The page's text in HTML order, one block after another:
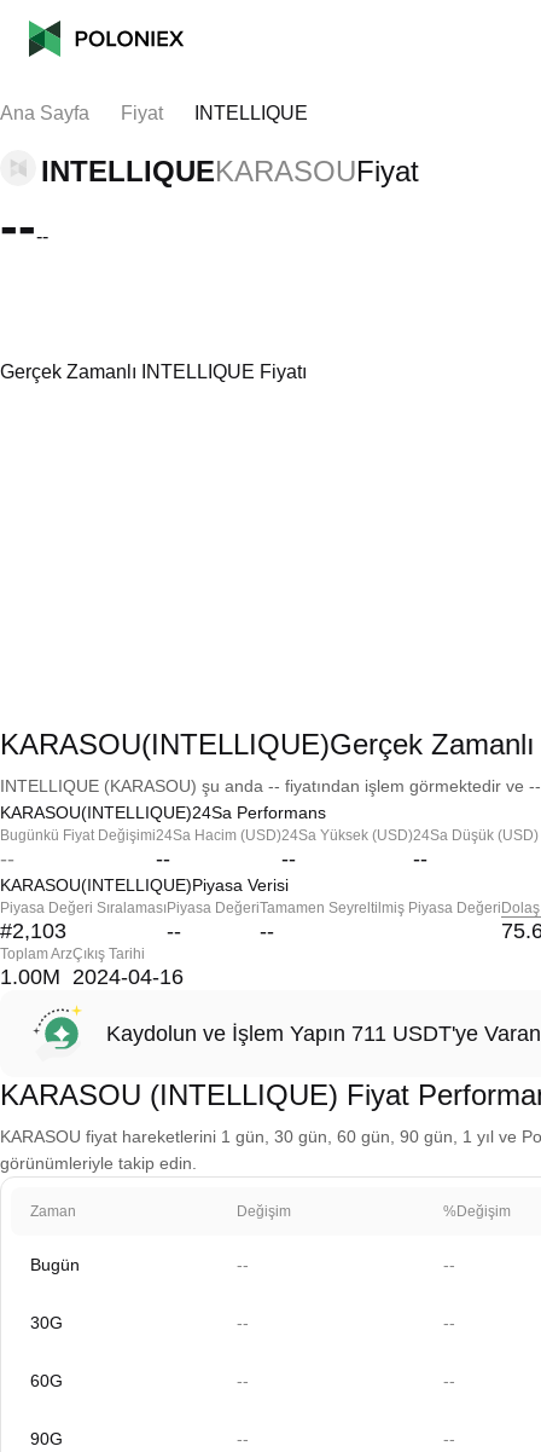
Ana Sayfa Fiyat INTELLIQUE
INTELLIQUEKARASOUFiyat
----
Gerçek Zamanlı INTELLIQUE Fiyatı
KARASOU(INTELLIQUE)Gerçek
INTELLIQUE (KARASOU) şu anda -- fiyatından işlem görmektedir ve
KARASOU(INTELLIQUE)24Sa Performans
Bugünkü Fiyat Değişimi
--
24Sa Hacim (USD)
--
24Sa Yüksek (USD)
--
24Sa Düşük (USD)
--
KARASOU(INTELLIQUE)Piyasa Verisi
Piyasa Değeri Sıralaması
#2,103
Piyasa Değeri
--
Tamamen Seyreltilmiş Piyasa Değeri
--
Toplam Arz
1.00M
Çıkış Tarihi
2024-04-16
Kaydolun ve İşlem Yapın 711 USDT'ye
KARASOU (INTELLIQUE) Fiyat
KARASOU fiyat hareketlerini 1 gün, 30 gün, 60 gün, 90 gün, 1 yıl ve
görünümleriyle takip edin.
Zaman Değişim %Değişim
Bugün -- --
30G -- --
60G -- --
90G -- --